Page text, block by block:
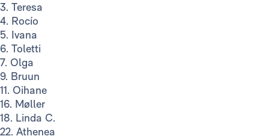
3. Teresa
4. Rocío
5. Ivana
6. Toletti
7. Olga
9. Bruun
11. Oihane
16. Møller
18. Linda C.
22. Athenea